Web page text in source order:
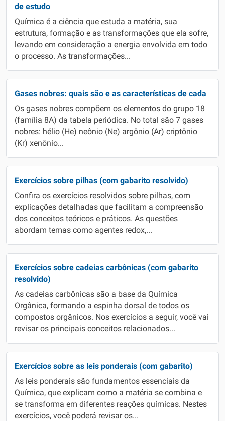
de estudo
Química é a ciência que estuda a matéria, sua
estrutura, formação e as transformações que ela sofre,
levando em consideração a energia envolvida em todo
o processo. As transformações...
Gases nobres: quais são e as características de cada
Os gases nobres compõem os elementos do grupo 18
(família 8A) da tabela periódica. No total são 7 gases
nobres: hélio (He) neônio (Ne) argônio (Ar) criptônio
(Kr) xenônio...
Exercícios sobre pilhas (com gabarito resolvido)
Confira os exercícios resolvidos sobre pilhas, com
explicações detalhadas que facilitam a compreensão
dos conceitos teóricos e práticos. As questões
abordam temas como agentes redox,...
Exercícios sobre cadeias carbônicas (com gabarito
resolvido)
As cadeias carbônicas são a base da Química
Orgânica, formando a espinha dorsal de todos os
compostos orgânicos. Nos exercícios a seguir, você vai
revisar os principais conceitos relacionados...
Exercícios sobre as leis ponderais (com gabarito)
As leis ponderais são fundamentos essenciais da
Química, que explicam como a matéria se combina e
se transforma em diferentes reações químicas. Nestes
exercícios, você poderá revisar os...